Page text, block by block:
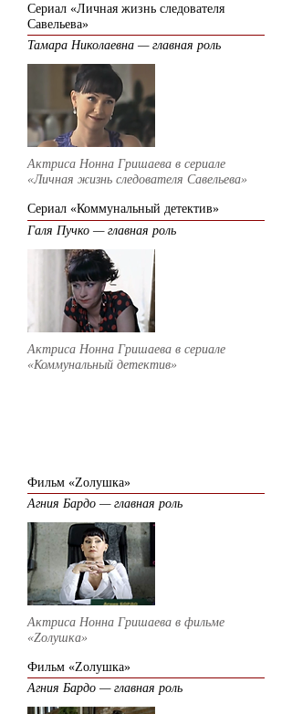
Сериал «Личная жизнь следователя
Савельева»
Тамара Николаевна — главная роль
Актриса Нонна Гришаева в сериале
«Личная жизнь следователя Савельева»
Сериал «Коммунальный детектив»
Галя Пучко — главная роль
Актриса Нонна Гришаева в сериале
«Коммунальный детектив»
Фильм «Zолушка»
Агния Бардо — главная роль
Актриса Нонна Гришаева в фильме
«Zолушка»
Фильм «Zолушка»
Агния Бардо — главная роль